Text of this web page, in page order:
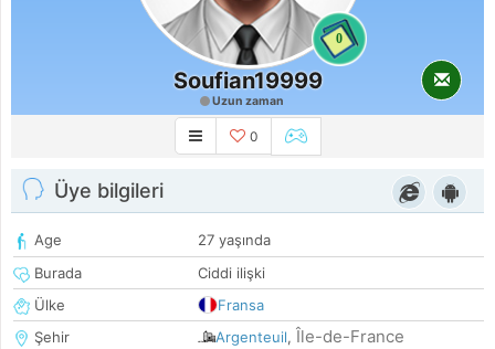
0
Soufian19999
Uzun zaman
0
Üye bilgileri
Age
27 yaşında
Burada
Ciddi ilişki
Ülke
Fransa
Şehir
Argenteuil, Île-de-France